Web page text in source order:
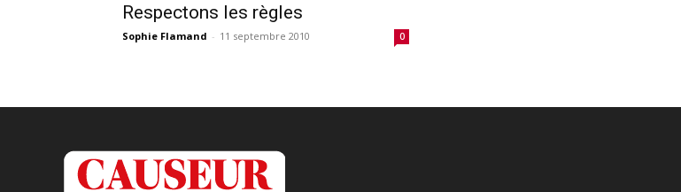
Respectons les règles
Sophie Flamand - 11 septembre 2010 0